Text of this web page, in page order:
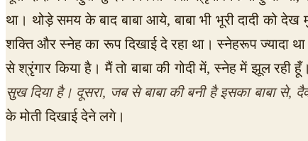
था। थोड़े समय के बाद बाबा आये, बाबा भी भूरी दादी को देख
शक्ति और स्नेह का रूप दिखाई दे रहा था। स्नेहरूप ज्यादा
से श्रृंगार किया है। मैं तो बाबा की गोदी में, स्नेह में झूल रही
सुख दिया है। दूसरा, जब से बाबा की बनी है इसका बाबा से,
के मोती दिखाई देने लगे।